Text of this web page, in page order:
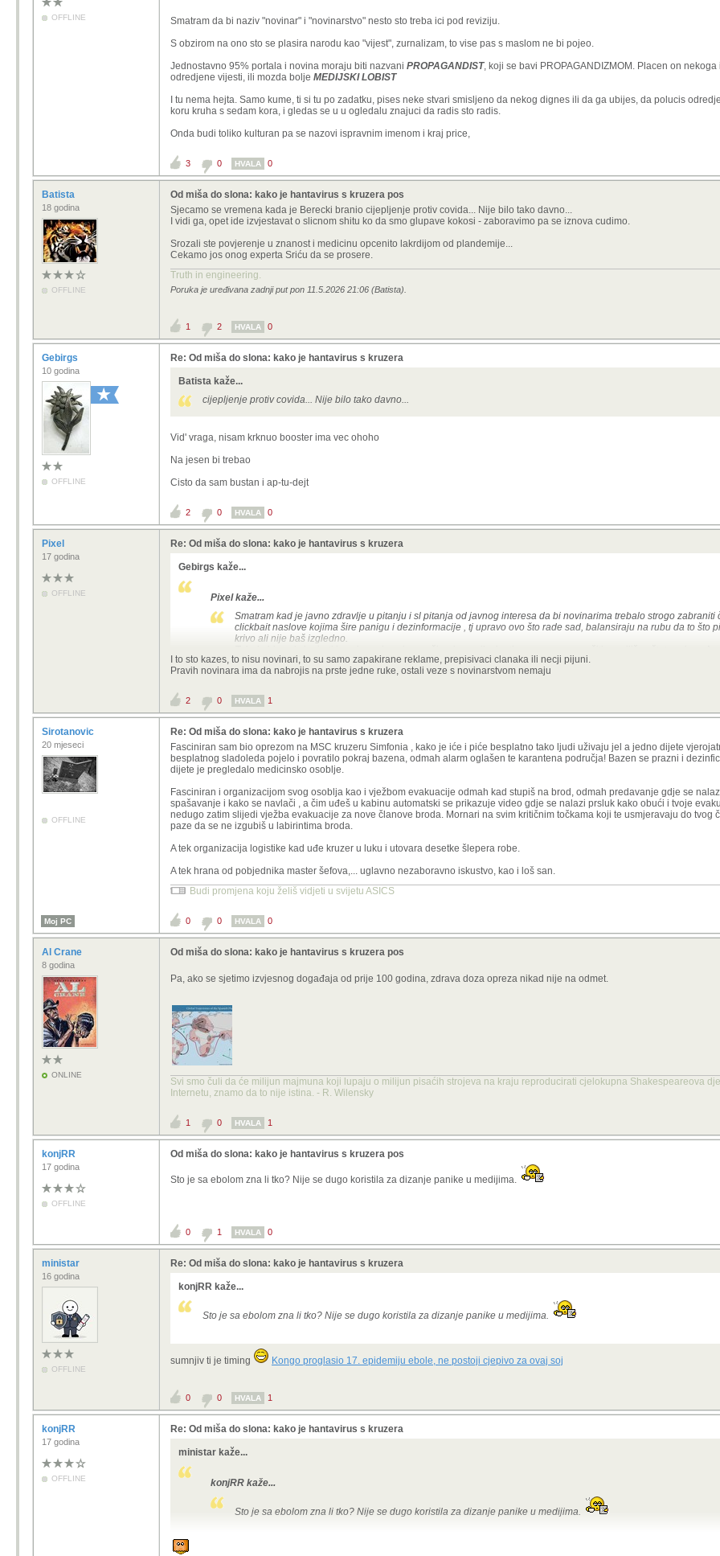
OFFLINE
Smatram da bi naziv "novinar" i "novinarstvo" nesto sto treba ici pod reviziju.
S obzirom na ono sto se plasira narodu kao "vijest", zurnalizam, to vise pas s maslom ne bi pojeo.
Jednostavno 95% portala i novina moraju biti nazvani PROPAGANDIST, koji se bavi PROPAGANDIZMOM. Placen on
odredjene vijesti, ili mozda bolje MEDIJSKI LOBIST
I tu nema hejta. Samo kume, ti si tu po zadatku, pises neke stvari smisljeno da nekog dignes ili da ga ubijes, da polucis
koru kruha s sedam kora, i gledas se u u ogledalu znajuci da radis sto radis.
Onda budi toliko kulturan pa se nazovi ispravnim imenom i kraj price,
3 0 HVALA 0
Batista
18 godina
OFFLINE
Od miša do slona: kako je hantavirus s kruzera pos
Sjecamo se vremena kada je Berecki branio cijepljenje protiv covida... Nije bilo tako davno...
I vidi ga, opet ide izvjestavat o slicnom shitu ko da smo glupave kokosi - zaboravimo pa se iznova cudimo.
Srozali ste povjerenje u znanost i medicinu opcenito lakrdijom od plandemije...
Cekamo jos onog experta Sriću da se prosere.
Truth in engineering.
Poruka je uređivana zadnji put pon 11.5.2026 21:06 (Batista).
1 2 HVALA 0
Gebirgs
10 godina
OFFLINE
Re: Od miša do slona: kako je hantavirus s kruzera
Batista kaže...
cijepljenje protiv covida... Nije bilo tako davno...
Vid' vraga, nisam krknuo booster ima vec ohoho
Na jesen bi trebao
Cisto da sam bustan i ap-tu-dejt
2 0 HVALA 0
Pixel
17 godina
OFFLINE
Re: Od miša do slona: kako je hantavirus s kruzera
Gebirgs kaže...
Pixel kaže...
Smatram kad je javno zdravlje u pitanju i sl pitanja od javnog interesa da bi novinarima trebalo strogo zabraniti
clickbait naslove kojima šire panigu i dezinformacije , tj upravo ovo što rade sad, balansiraju na rubu da to što
krivo ali nije baš izgledno.
panike posredno djeluju i na politiku jer onda političari su primorani donesti odluke kako ne bi izgubili na
primorani djelovati kad još ne treba pa sve ode u krivom smjeru, što je bilo vidljivo i kod epidemije covida kad se
paniku.
Smatram da bi naziv "novinar" i "novinarstvo" nesto sto treba ici pod reviziju.
S obzirom na ono sto se plasira narodu kao "vijest", zurnalizam, to vise pas s maslom ne bi pojeo.
Jednostavno 95% portala i novina moraju biti nazvaniPROPAGANDIST, koji se bavi PROPAGANDIZMOM. Placen on
da siri odredjene vijesti, ili mozda boljeMEDIJSKI LOBIST
I tu nema hejta. Samo kume, ti si tu po zadatku, pises neke stvari smisljeno da nekog dignes ili da ga ubijes, da polucis
Zaradjujes koru kruha s sedam kora, i gledas se u u ogledalu znajuci da radis sto radis.
Onda budi toliko kulturan pa se nazovi ispravnim imenom i kraj price,
I to sto kazes, to nisu novinari, to su samo zapakirane reklame, prepisivaci clanaka ili necji pijuni.
Pravih novinara ima da nabrojis na prste jedne ruke, ostali veze s novinarstvom nemaju
2 0 HVALA 1
Sirotanovic
20 mjeseci
OFFLINE
Re: Od miša do slona: kako je hantavirus s kruzera
Fasciniran sam bio oprezom na MSC kruzeru Simfonia , kako je iće i piće besplatno tako ljudi uživaju jel a jedno dijete
besplatnog sladoleda pojelo i povratilo pokraj bazena, odmah alarm oglašen te karantena područja! Bazen se prazni i
dijete je pregledalo medicinsko osoblje.
Fasciniran i organizacijom svog osoblja kao i vježbom evakuacije odmah kad stupiš na brod, odmah predavanje gdje se
spašavanje i kako se navlači , a čim uđeš u kabinu automatski se prikazuje video gdje se nalazi prsluk kako obući i tvoje
nedugo zatim slijedi vježba evakuacije za nove članove broda. Mornari na svim kritičnim točkama koji te usmjeravaju do tvog
paze da se ne izgubiš u labirintima broda.
A tek organizacija logistike kad uđe kruzer u luku i utovara desetke šlepera robe.
A tek hrana od pobjednika master šefova,... uglavno nezaboravno iskustvo, kao i loš san.
Budi promjena koju želiš vidjeti u svijetu ASICS
Moj PC 0 0 HVALA 0
Al Crane
8 godina
ONLINE
Od miša do slona: kako je hantavirus s kruzera pos
Pa, ako se sjetimo izvjesnog događaja od prije 100 godina, zdrava doza opreza nikad nije na odmet.
Svi smo čuli da će milijun majmuna koji lupaju o milijun pisaćih strojeva na kraju reproducirati cjelokupna Shakespeareova
Internetu, znamo da to nije istina. - R. Wilensky
1 0 HVALA 1
konjRR
17 godina
OFFLINE
Od miša do slona: kako je hantavirus s kruzera pos
Sto je sa ebolom zna li tko? Nije se dugo koristila za dizanje panike u medijima.
0 1 HVALA 0
ministar
16 godina
OFFLINE
Re: Od miša do slona: kako je hantavirus s kruzera
konjRR kaže...
Sto je sa ebolom zna li tko? Nije se dugo koristila za dizanje panike u medijima.
sumnjiv ti je timing Kongo proglasio 17. epidemiju ebole, ne postoji cjepivo za ovaj soj
0 0 HVALA 1
konjRR
17 godina
OFFLINE
Re: Od miša do slona: kako je hantavirus s kruzera
ministar kaže...
konjRR kaže...
Sto je sa ebolom zna li tko? Nije se dugo koristila za dizanje panike u medijima.